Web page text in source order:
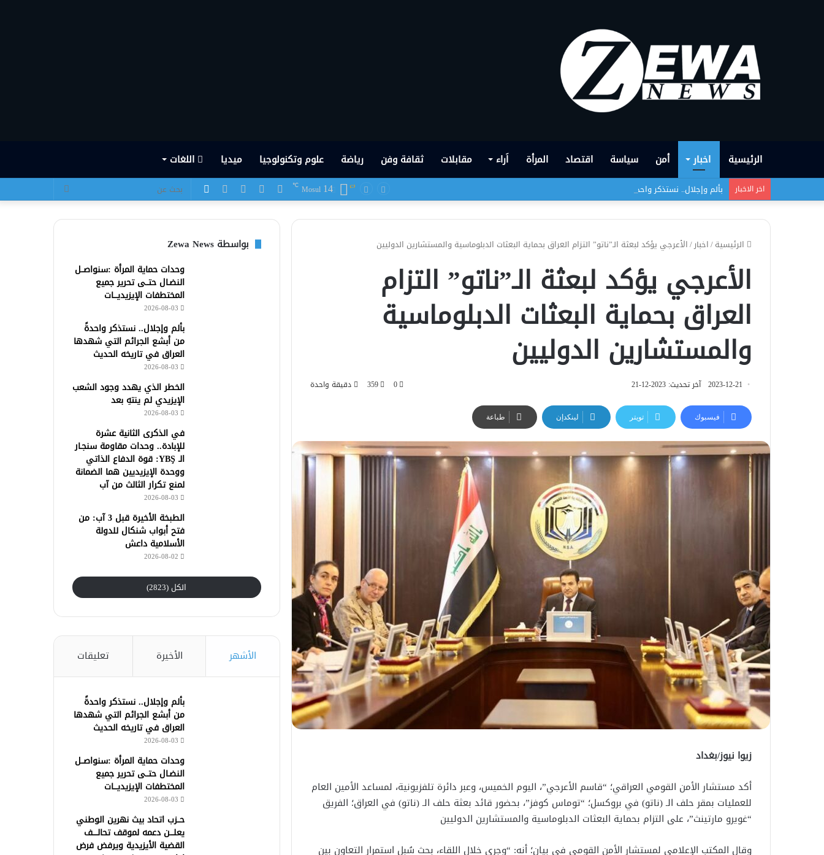
الرئيسية اخبار أمن سياسة اقتصاد المرأة اَراء مقابلات ثقافة وفن رياضة علوم وتكنولوجيا ميديا اللغات
اخر الاخبار بألم وإجلال.. نستذكر واحدةً من أبشع الجرائم التي شهدها العراق في تاريخه الحديث
الوضعانستقرام يوتيوب تويتر
فيسبوك Mosul 14
℃
الرئيسية/اخبار/الأعرجي يؤكد لبعثة الـ”ناتو” التزام العراق بحماية البعثات الدبلوماسية والمستشارين الدوليين
الأعرجي يؤكد لبعثة الـ”ناتو” التزام
العراق بحماية البعثات الدبلوماسية
والمستشارين الدوليين
2023-12-21 آخر تحديث: 2023-12-21 0
359 دقيقة واحدة
فيسبوك تويتر لينكدإن طباعة
زيوا نيوز/بغداد
أكد مستشار الأمن القومي العراقي؛ “قاسم الأعرجي”، اليوم الخميس، وعبر دائرة تلفزيونية، لمساعد الأمين العام
للعمليات بمقر حلف الـ (ناتو) في بروكسل؛ “توماس كوفز”، بحضور قائد بعثة حلف الـ (ناتو) في العراق؛ الفريق
“غويرو مارتينث”، على التزام بحماية البعثات الدبلوماسية والمستشارين الدوليين
وقال المكتب الإعلامي لمستشار الأمن القومي في بيان؛ أنه: “وجرى خلال اللقاء، بحث سُبل استمرار التعاون بين
بواسطة Zewa News
وحدات حماية المرأة :سنواصــل
النضـال حتــى تحرير جميع
المختطفات الإيزيديـــات
2026-08-03
بألم وإجلال.. نستذكر واحدةً
من أبشع الجرائم التي شهدها
العراق في تاريخه الحديث
2026-08-03
الخطر الذي يهدد وجود الشعب
الإيزيدي لم ينتهِ بعد
2026-08-03
في الذكرى الثانية عشرة
للإبادة.. وحدات مقاومة سنجـار
الـ YBŞ: قوة الدفاع الذاتي
ووحدة الإيزيديين هما الضمانة
لمنع تكرار الثالث من آب
2026-08-03
الطبخة الأخيرة قبل 3 آب: من
فتح أبواب شنكال للدولة
الأسلامية داعش
2026-08-02
الكل (2823)
الأشهر الأخيرة تعليقات
بألم وإجلال.. نستذكر واحدةً
من أبشع الجرائم التي شهدها
العراق في تاريخه الحديث
2026-08-03
وحدات حماية المرأة :سنواصــل
النضـال حتــى تحرير جميع
المختطفات الإيزيديـــات
2026-08-03
حــزب اتحاد بيث نهرين الوطني
يعلـــن دعمه لموقف تحالــــف
القضية الأيزيدية ويرفض فرض